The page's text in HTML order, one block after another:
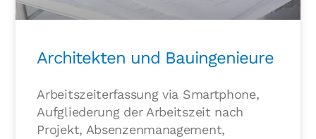
Architekten und Bauingenieure
Arbeitszeiterfassung via Smartphone,
Aufgliederung der Arbeitszeit nach
Projekt, Absenzenmanagement,